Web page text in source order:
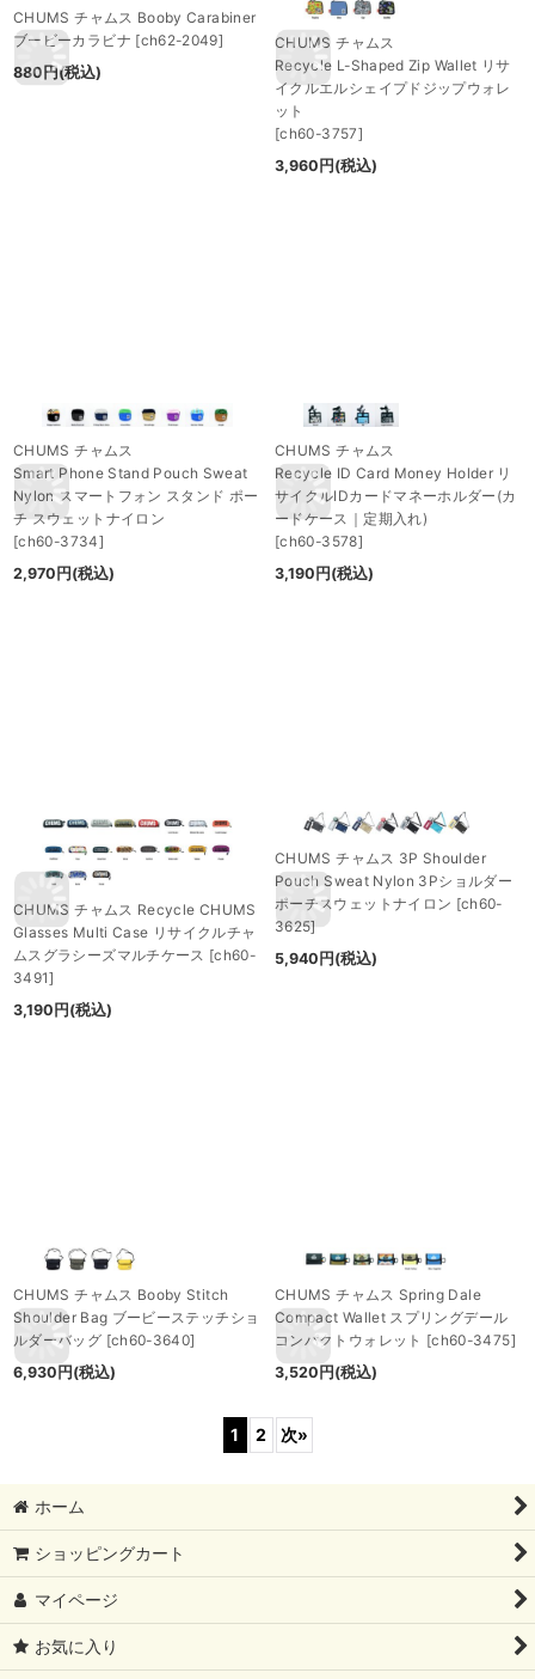
CHUMS チャムス Booby Carabiner
ブービーカラビナ [ch62-2049]
880円(税込)
CHUMS チャムス
Recycle L-Shaped Zip Wallet リサ
イクルエルシェイプドジップウォレ
ット
[ch60-3757]
3,960 円 (税込)
CHUMS チャムス
Smart Phone Stand Pouch Sweat
Nylon スマートフォン スタンド ポー
チ スウェットナイロン
[ch60-3734]
2,970 円 (税込)
CHUMS チャムス
Recycle ID Card Money Holder リ
サイクルIDカードマネーホルダー(カ
ードケース｜定期入れ)
[ch60-3578]
3,190 円 (税込)
CHUMS チャムス Recycle CHUMS
Glasses Multi Case リサイクルチャ
ムスグラシーズマルチケース [ch60-
3491]
3,190 円 (税込)
CHUMS チャムス 3P Shoulder
Pouch Sweat Nylon 3Pショルダー
ポーチスウェットナイロン [ch60-
3625]
5,940 円 (税込)
CHUMS チャムス Booby Stitch
Shoulder Bag ブービーステッチショ
ルダーバッグ [ch60-3640]
6,930 円 (税込)
CHUMS チャムス Spring Dale
Compact Wallet スプリングデール
コンパクトウォレット [ch60-3475]
3,520 円 (税込)
1 2 次»
ホーム
ショッピングカート
マイページ
お気に入り